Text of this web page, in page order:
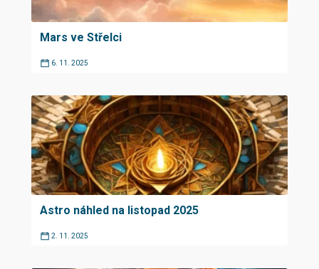
Mars ve Střelci
6. 11. 2025
Astro náhled na listopad 2025
2. 11. 2025